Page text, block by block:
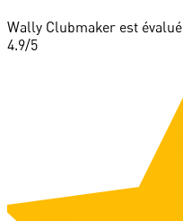
Wally Clubmaker est évalué
4.9/5